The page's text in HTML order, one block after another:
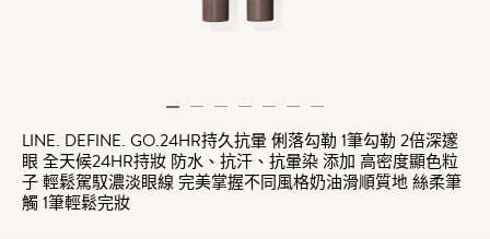
LINE. DEFINE. GO.24HR持久抗暈 俐落勾勒 1筆勾勒 2倍深邃
眼 全天候24HR持妝 防水、抗汗、抗暈染 添加 高密度顯色粒
子 輕鬆駕馭濃淡眼線 完美掌握不同風格奶油滑順質地 絲柔筆
觸 1筆輕鬆完妝